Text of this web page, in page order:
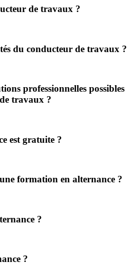
de travaux ?
du conducteur de travaux ?
professionnelles possibles
travaux ?
est gratuite ?
formation en alternance ?
?
?